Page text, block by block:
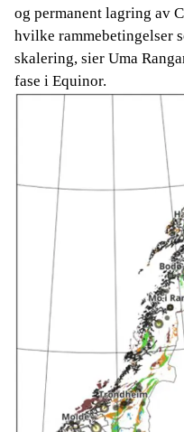
og permanent lagring av
hvilke rammebetingelser
skalering, sier Uma
fase i Equinor.